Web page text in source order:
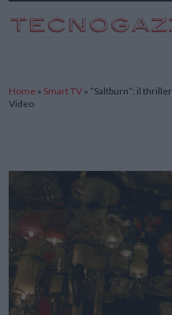
Home » Smart TV » “Saltburn”: il
Video